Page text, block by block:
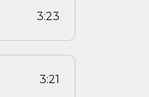
3:23
3:21